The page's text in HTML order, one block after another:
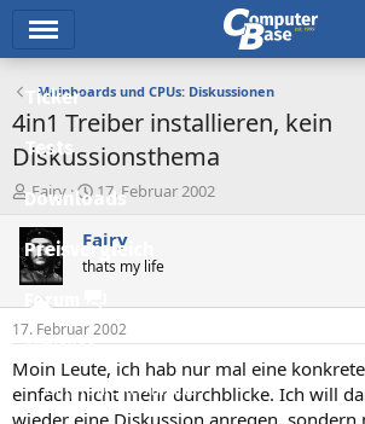
Ticker
Tests
Downloads
Preisvergleich
Forum
Aktuelles
Empfohlene Inhalte
Mainboards und CPUs: Diskussionen
4in1 Treiber installieren, kein
Diskussionsthema
E
r
s
t
e
e
r
Fairy
E
r
s
e
l
t
a
m
17. Februar 2002
Fairy
thats my life
17. Februar 2002
Moin Leute, ich hab nur mal eine
einfach nicht mehr durchblicke. Ich will
wieder eine Diskussion anregen, sondern